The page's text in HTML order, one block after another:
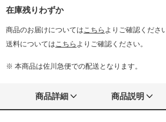
在庫残りわずか
商品のお届けについては こちら よりご確認ください
送料については こちら よりご確認ください。
※ 本商品は佐川急便での配送となります。
商品詳細 商品説明